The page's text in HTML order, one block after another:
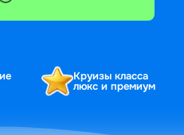
Круизы класса
люкс и премиум